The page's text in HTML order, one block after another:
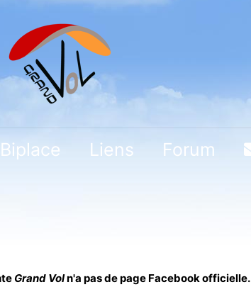
Biplace Liens Forum
Grand Voln'a pas de page Facebook officielle.